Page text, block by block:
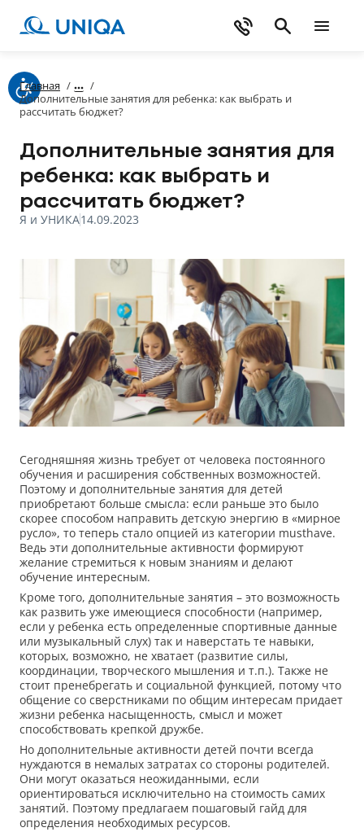
Главная /
/
Дополнительные занятия для ребенка: как выбрать и
рассчитать бюджет?
Дополнительные занятия для
ребенка: как выбрать и
рассчитать бюджет?
Я и УНИКА14.09.2023
Сегодняшняя жизнь требует от человека постоянного
обучения и расширения собственных возможностей.
Поэтому и дополнительные занятия для детей
приобретают больше смысла: если раньше это было
скорее способом направить детскую энергию в «мирное
русло», то теперь стало опцией из категории musthave.
Ведь эти дополнительные активности формируют
желание стремиться к новым знаниям и делают
обучение интересным.
Кроме того, дополнительные занятия – это возможность
как развить уже имеющиеся способности (например,
если у ребенка есть определенные спортивные данные
или музыкальный слух) так и наверстать те навыки,
которых, возможно, не хватает (развитие силы,
координации, творческого мышления и т.п.). Также не
стоит пренебрегать и социальной функцией, потому что
общение со сверстниками по общим интересам придает
жизни ребенка насыщенность, смысл и может
способствовать крепкой дружбе.
Но дополнительные активности детей почти всегда
нуждаются в немалых затратах со стороны родителей.
Они могут оказаться неожиданными, если
ориентироваться исключительно на стоимость самих
занятий. Поэтому предлагаем пошаговый гайд для
определения необходимых ресурсов.